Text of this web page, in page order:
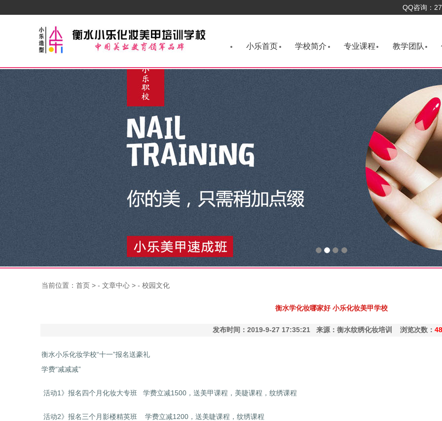
QQ咨询：
小乐首页 学校简介 专业课程 教学团队
当前位置： 首页 > - 文章中心 > - 校园文化
衡水学化妆哪家好 小乐化妆美甲学校
发布时间：2019-9-27 17:35:21 来源：衡水纹绣化妆培训 浏览次数：
衡水小乐化妆学校“十一”报名送豪礼
学费“减减减”
活动1》报名四个月化妆大专班 学费立减1500，送美甲课程，美睫课程，纹绣课程
活动2》报名三个月影楼精英班 学费立减1200，送美睫课程，纹绣课程